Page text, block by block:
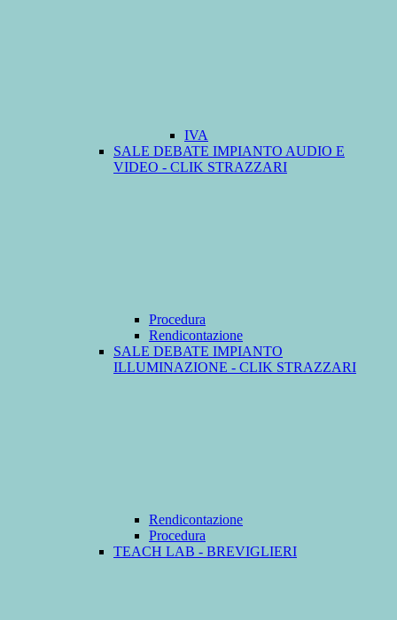
IVA
SALE DEBATE IMPIANTO AUDIO E
VIDEO - CLIK STRAZZARI
Procedura
Rendicontazione
SALE DEBATE IMPIANTO
ILLUMINAZIONE - CLIK STRAZZARI
Rendicontazione
Procedura
TEACH LAB - BREVIGLIERI